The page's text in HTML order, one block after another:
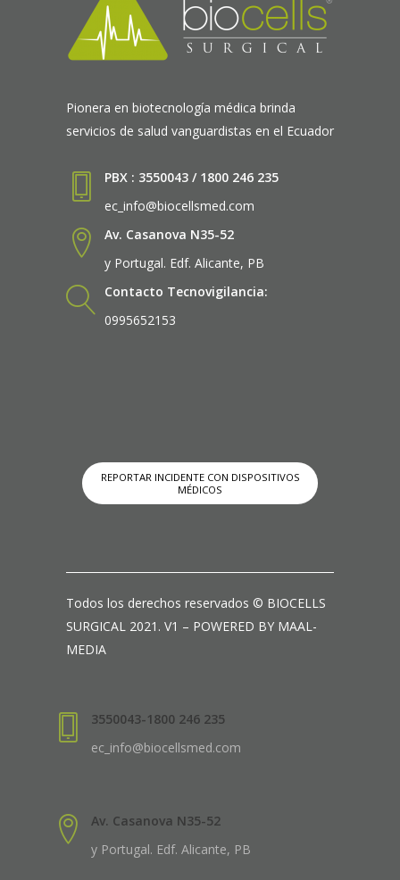
Pionera en biotecnología médica brinda
servicios de salud vanguardistas en el Ecuador
PBX : 3550043 / 1800 246 235
ec_info@biocellsmed.com
Av. Casanova N35-52
y Portugal. Edf. Alicante, PB
Contacto Tecnovigilancia:
0995652153
REPORTAR INCIDENTE CON DISPOSITIVOS
MÉDICOS
Todos los derechos reservados © BIOCELLS
SURGICAL 2021. V1 – POWERED BY MAAL-
MEDIA
3550043-1800 246 235
ec_info@biocellsmed.com
Av. Casanova N35-52
y Portugal. Edf. Alicante, PB